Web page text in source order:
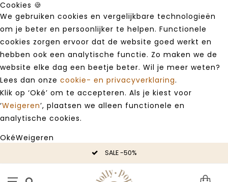
Cookies 🍪
We gebruiken cookies en vergelijkbare technologieën
om je beter en persoonlijker te helpen. Functionele
cookies zorgen ervoor dat de website goed werkt en
hebben ook een analytische functie. Zo maken we de
website elke dag een beetje beter. Wil je meer weten?
Lees dan onze cookie- en privacyverklaring.
Klik op ‘Oké’ om te accepteren. Als je kiest voor
‘Weigeren’, plaatsen we alleen functionele en
analytische cookies.
OkéWeigeren
SALE -50%